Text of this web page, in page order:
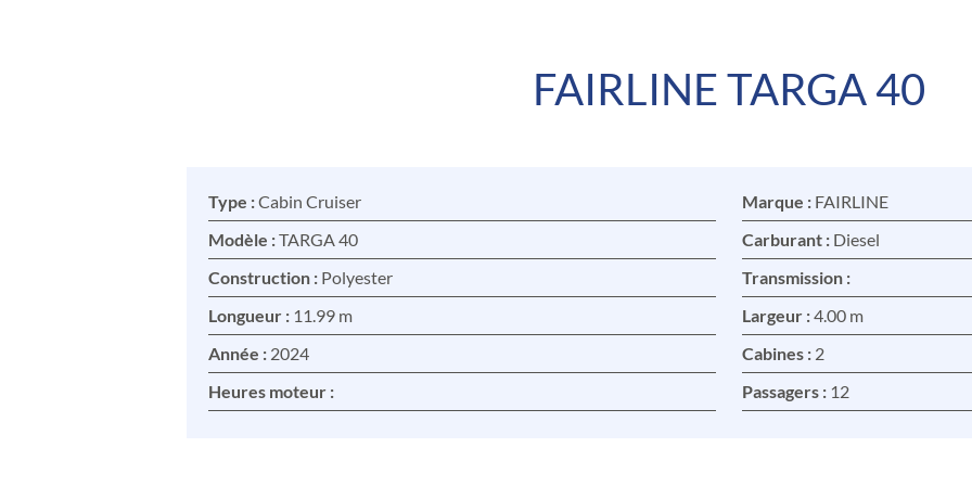
FAIRLINE TARGA 40
Type :Cabin Cruiser Marque : FAIRLINE
Modèle :TARGA 40 Carburant : Diesel
Construction : Polyester
Transmission :
Longueur : 11.99 m Largeur :4.00 m
Année : 2024 Cabines : 2
Heures moteur :
Passagers : 12